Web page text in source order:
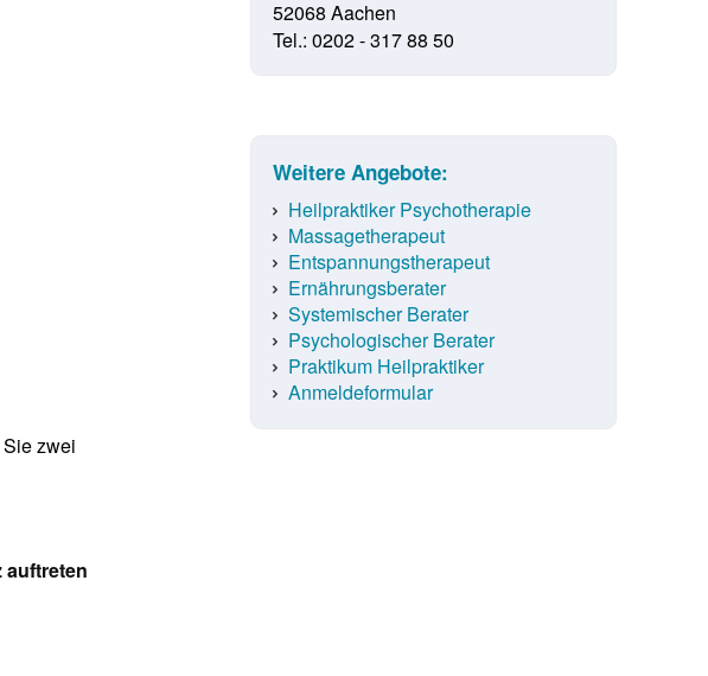
zwei
auftreten
52068 Aachen
Tel.: 0202 - 317 88 50
Weitere Angebote:
Heilpraktiker Psychotherapie
Massagetherapeut
Entspannungstherapeut
Ernährungsberater
Systemischer Berater
Psychologischer Berater
Praktikum Heilpraktiker
Anmeldeformular